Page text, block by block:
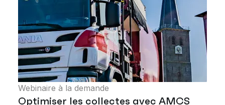
Webinaire à la demande
Optimiser les collectes avec AMCS